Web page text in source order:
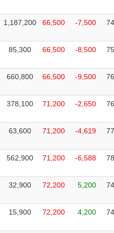
1,187,200 66,500 -7,500
85,300 66,500 -8,500
660,800 66,500 -9,500
378,100 71,200 -2,650
63,600 71,200 -4,619
562,900 71,200 -6,588
32,900 72,200 5,200
15,900 72,200 4,200